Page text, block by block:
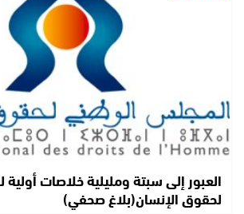
العبور إلى سبتة ومليلية خلاصات
لحقوق الإنسان(بلاغ صحفي)